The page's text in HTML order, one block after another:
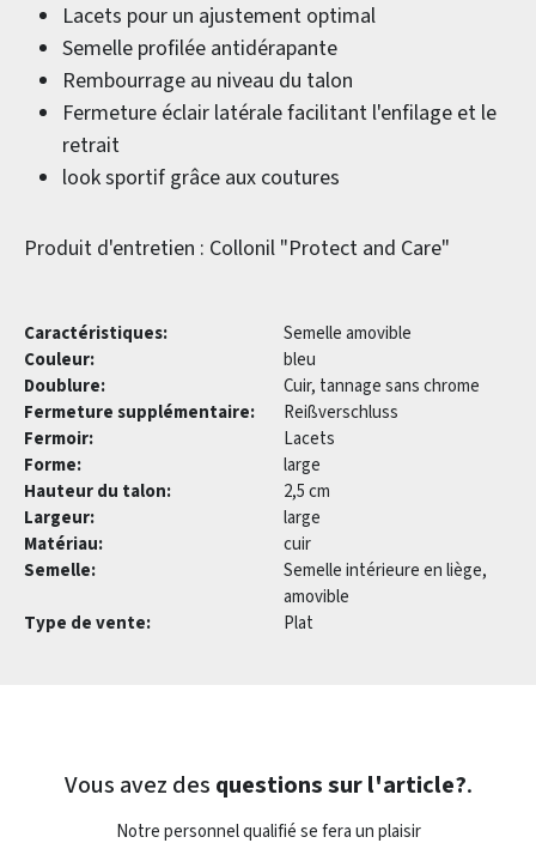
Lacets pour un ajustement optimal
Semelle profilée antidérapante
Rembourrage au niveau du talon
Fermeture éclair latérale facilitant l'enfilage et le
retrait
look sportif grâce aux coutures
Produit d'entretien : Collonil "Protect and Care"
Caractéristiques:
Semelle amovible
Couleur:
bleu
Doublure:
Cuir, tannage sans chrome
Fermeture supplémentaire:
Reißverschluss
Fermoir:
Lacets
Forme:
large
Hauteur du talon:
2,5 cm
Largeur:
large
Matériau:
cuir
Semelle:
Semelle intérieure en liège,
amovible
Type de vente:
Plat
Vous avez des questions sur l'article?.
Notre personnel qualifié se fera un plaisir